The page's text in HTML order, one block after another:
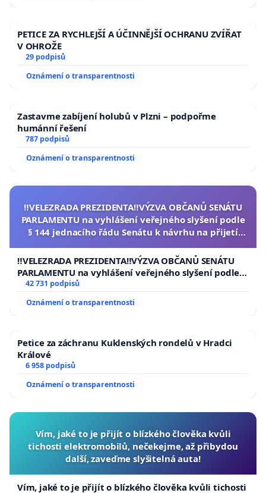
PETICE ZA RYCHLEJŠÍ A ÚČINNĚJŠÍ OCHRANU ZVÍŘAT
V OHROŽE
29 podpisů
Oznámení o transparentnosti
Zastavme zabíjení holubů v Plzni – podpořme
humánní řešení
787 podpisů
Oznámení o transparentnosti
‼️VELEZRADA PREZIDENTA‼️VÝZVA OBČANŮ SENÁTU
PARLAMENTU na vyhlášení veřejného slyšení podle
§ 144 jednacího řádu Senátu k návrhu na přijetí
republiky
‼️VELEZRADA PREZIDENTA‼️VÝZVA OBČANŮ SENÁTU
PARLAMENTU na vyhlášení veřejného slyšení podle §
144 jednacího řádu Senátu k návrhu na přijetí
usnesení k podání ústavní žaloby na prezidenta
republiky
42 731 podpisů
Oznámení o transparentnosti
Petice za záchranu Kuklenských rondelů v Hradci
Králové
6 958 podpisů
Oznámení o transparentnosti
Vím, jaké to je přijít o blízkého člověka kvůli
tichosti elektromobilů, nečekejme, až přibydou
další, zaveďme slyšitelná auta!
Vím, jaké to je přijít o blízkého člověka kvůli tichosti